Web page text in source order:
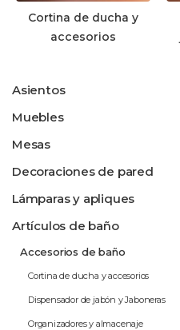
Cortina de ducha y
accesorios
Asientos
Muebles
Mesas
Decoraciones de pared
Lámparas y apliques
Artículos de baño
Accesorios de baño
Cortina de ducha y accesorios
Dispensador de jabón y Jaboneras
Organizadores y almacenaje